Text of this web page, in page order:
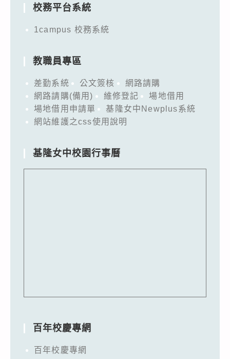
校務平台系統
1campus 校務系統
教職員專區
差勤系統 公文簽核
網路請購
網路請購(備用)
維修登記
場地借用
場地借用申請單
基隆女中Newplus系統
網站維護之css使用說明
基隆女中校園行事曆
百年校慶專網
百年校慶專網